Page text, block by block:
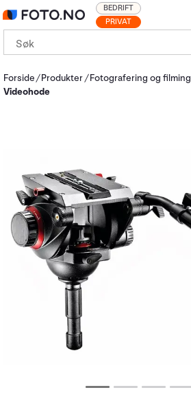
PRIVAT
BEDRIFT
Forside Produkter Fotografering og filming
Videohode